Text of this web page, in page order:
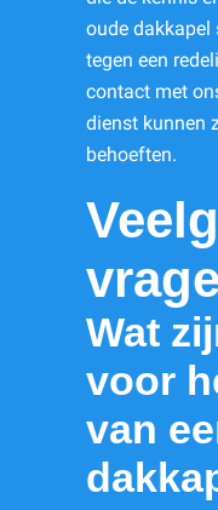
oude dakkapel
tegen een
contact met
dienst kunnen
behoeften.
Wat
voor
van